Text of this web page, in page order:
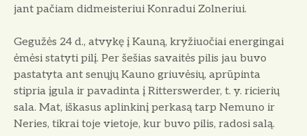
jant pačiam didmeisteriui Konradui Zolneriui.
Gegužės 24 d., atvykę į Kauną, kryžiuočiai energingai
ėmėsi statyti pilį. Per šešias savaitės pilis jau buvo
pastatyta ant senųjų Kauno griuvėsių, aprūpinta
stipria įgula ir pavadinta į Ritterswerder, t. y. ricierių
sala. Mat, iškasus aplinkinį perkasą tarp Nemu­no ir
Neries, tikrai toje vietoje, kur buvo pilis, radosi salą.